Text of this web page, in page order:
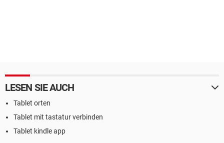
LESEN SIE AUCH
Tablet orten
Tablet mit tastatur verbinden
Tablet kindle app